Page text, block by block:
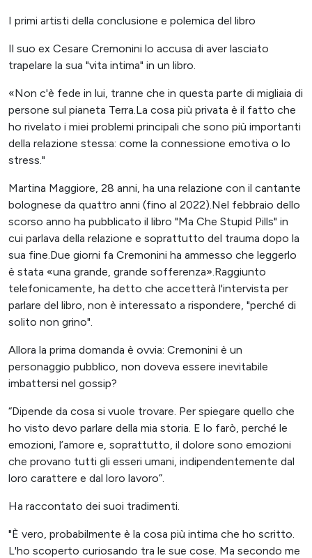
I primi artisti della conclusione e polemica del libro
Il suo ex Cesare Cremonini lo accusa di aver lasciato
trapelare la sua "vita intima" in un libro.
«Non c'è fede in lui, tranne che in questa parte di migliaia di
persone sul pianeta Terra.La cosa più privata è il fatto che
ho rivelato i miei problemi principali che sono più importanti
della relazione stessa: come la connessione emotiva o lo
stress."
Martina Maggiore, 28 anni, ha una relazione con il cantante
bolognese da quattro anni (fino al 2022).Nel febbraio dello
scorso anno ha pubblicato il libro "Ma Che Stupid Pills" in
cui parlava della relazione e soprattutto del trauma dopo la
sua fine.Due giorni fa Cremonini ha ammesso che leggerlo
è stata «una grande, grande sofferenza».Raggiunto
telefonicamente, ha detto che accetterà l'intervista per
parlare del libro, non è interessato a rispondere, "perché di
solito non grino".
Allora la prima domanda è ovvia: Cremonini è un
personaggio pubblico, non doveva essere inevitabile
imbattersi nel gossip?
“Dipende da cosa si vuole trovare. Per spiegare quello che
ho visto devo parlare della mia storia. E lo farò, perché le
emozioni, l’amore e, soprattutto, il dolore sono emozioni
che provano tutti gli esseri umani, indipendentemente dal
loro carattere e dal loro lavoro”.
Ha raccontato dei suoi tradimenti.
"È vero, probabilmente è la cosa più intima che ho scritto.
L'ho scoperto curiosando tra le sue cose. Ma secondo me